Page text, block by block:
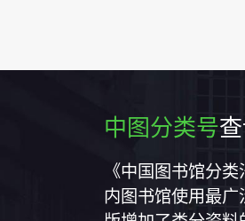
中图分类号
《中国图书馆分
内图书馆使用最